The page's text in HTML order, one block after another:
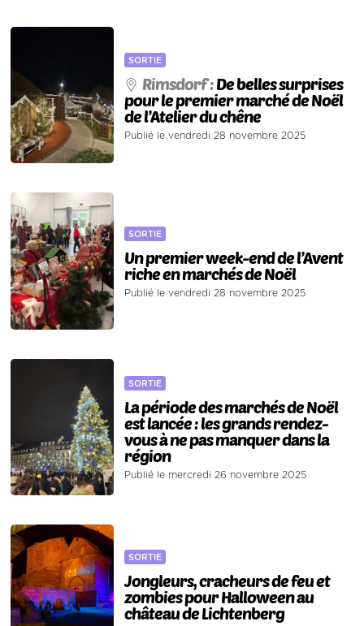
SORTIE
Rimsdorf :De belles surprises
pour le premier marché de Noël
de l’Atelier du chêne
Publié le vendredi 28 novembre 2025
SORTIE
Un premier week-end de l’Avent
riche en marchés de Noël
Publié le vendredi 28 novembre 2025
SORTIE
La période des marchés de Noël
est lancée : les grands rendez-
vous à ne pas manquer dans la
région
Publié le mercredi 26 novembre 2025
SORTIE
Jongleurs, cracheurs de feu et
zombies pour Halloween au
château de Lichtenberg